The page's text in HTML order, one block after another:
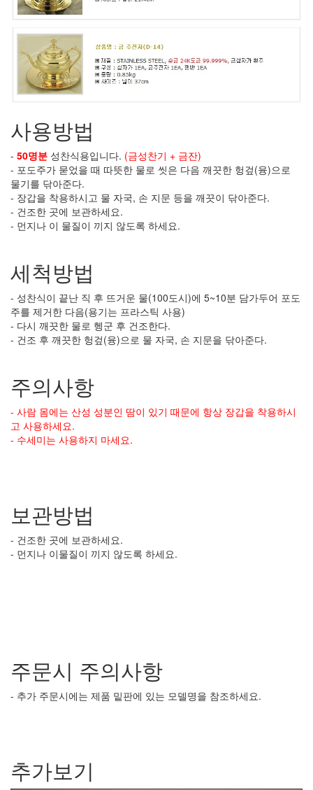
사용방법
- 50명분 성찬식용입니다. (금성찬기 + 금잔)
- 포도주가 묻었을 때 따뜻한 물로 씻은 다음 깨끗한 헝겊(융)으로
물기를 닦아준다.
- 장갑을 착용하시고 물 자국, 손 지문 등을 깨끗이 닦아준다.
- 건조한 곳에 보관하세요.
- 먼지나 이 물질이 끼지 않도록 하세요.
세척방법
- 성찬식이 끝난 직 후 뜨거운 물(100도시)에 5~10분 담가두어 포도
주를 제거한 다음(용기는 프라스틱 사용)
- 다시 깨끗한 물로 헹군 후 건조한다.
- 건조 후 깨끗한 헝겊(융)으로 물 자국, 손 지문을 닦아준다.
주의사항
- 사람 몸에는 산성 성분인 땀이 있기 때문에 항상 장갑을 착용하시
고 사용하세요.
- 수세미는 사용하지 마세요.
보관방법
- 건조한 곳에 보관하세요.
- 먼지나 이물질이 끼지 않도록 하세요.
주문시 주의사항
- 추가 주문시에는 제품 밑판에 있는 모델명을 참조하세요.
추가보기